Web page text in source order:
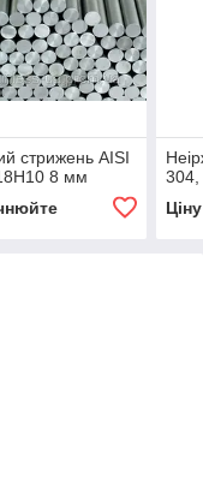
стрижень AISI
8 мм